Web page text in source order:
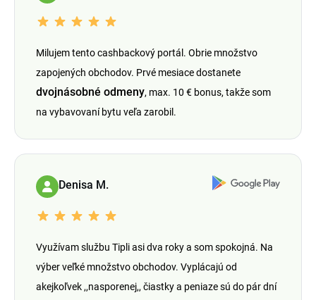
Milujem tento cashbackový portál. Obrie množstvo
zapojených obchodov. Prvé mesiace dostanete
dvojnásobné odmeny, max. 10 € bonus, takže som
na vybavovaní bytu veľa zarobil.
Denisa M.
Využívam službu Tipli asi dva roky a som spokojná. Na
výber veľké množstvo obchodov. Vyplácajú od
akejkoľvek ,,nasporenej,, čiastky a peniaze sú do pár dní